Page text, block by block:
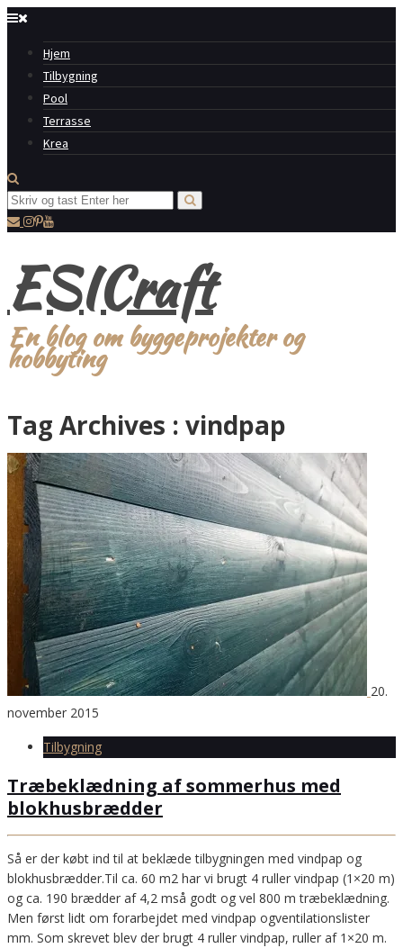
Hjem
Tilbygning
Pool
Terrasse
Krea
ESICraft
En blog om byggeprojekter og
hobbyting
Tag Archives : vindpap
20.
november 2015
Tilbygning
Træbeklædning af sommerhus med
blokhusbrædder
Så er der købt ind til at beklæde tilbygningen med vindpap og
blokhusbrædder.Til ca. 60 m2 har vi brugt 4 ruller vindpap (1×20 m)
og ca. 190 brædder af 4,2 mså godt og vel 800 m træbeklædning.
Men først lidt om forarbejdet med vindpap ogventilationslister
mm. Som skrevet blev der brugt 4 ruller vindpap, ruller af 1×20 m.